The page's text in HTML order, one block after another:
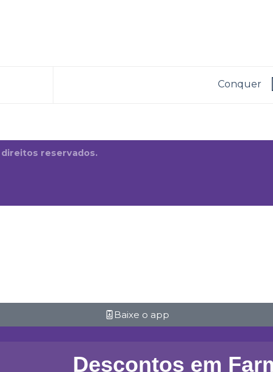
Conquer
direitos reservados.
Baixe o app
Descontos em